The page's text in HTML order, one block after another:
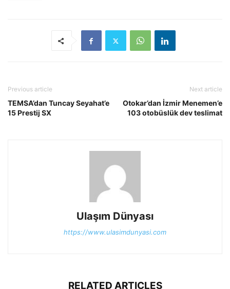
Previous article
TEMSA’dan Tuncay Seyahat’e
15 Prestij SX
Next article
Otokar’dan İzmir Menemen’e
103 otobüslük dev teslimat
Ulaşım Dünyası
https://www.ulasimdunyasi.com
RELATED ARTICLES